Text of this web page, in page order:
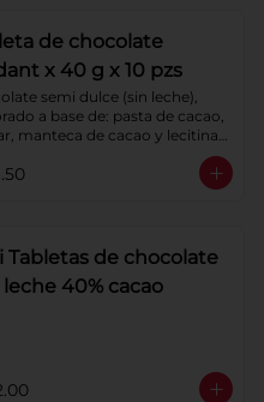
de chocolate
x 40 g x 10 pzs
semi dulce (sin leche),
a base de: pasta de cacao,
manteca de cacao y lecitina
Tabletas de chocolate
40% cacao